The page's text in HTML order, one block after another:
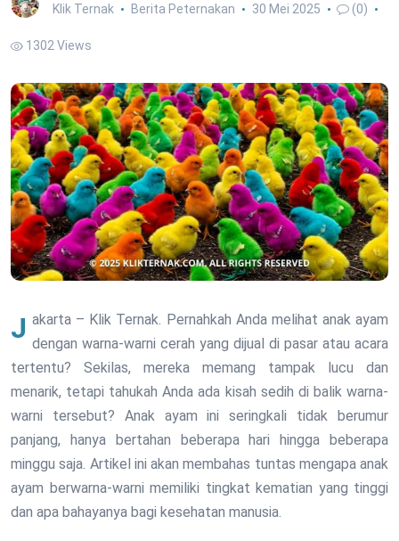
Klik Ternak Berita Peternakan 30 Mei 2025 (0)
1302 Views
Jakarta – Klik Ternak. Pernahkah Anda melihat anak ayam dengan warna-warni cerah yang dijual di pasar atau acara
tertentu? Sekilas, mereka memang tampak lucu dan
menarik, tetapi tahukah Anda ada kisah sedih di balik warna-
warni tersebut? Anak ayam ini seringkali tidak berumur
panjang, hanya bertahan beberapa hari hingga beberapa
minggu saja. Artikel ini akan membahas tuntas mengapa anak
ayam berwarna-warni memiliki tingkat kematian yang tinggi
dan apa bahayanya bagi kesehatan manusia.